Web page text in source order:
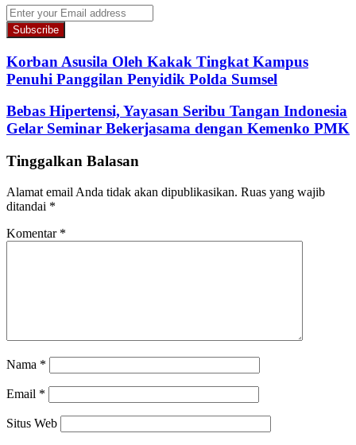
Enter
your
Email
address
Korban Asusila Oleh Kakak Tingkat Kampus
Penuhi Panggilan Penyidik Polda Sumsel
Bebas Hipertensi, Yayasan Seribu Tangan Indonesia
Gelar Seminar Bekerjasama dengan Kemenko PMK
Tinggalkan Balasan
Alamat email Anda tidak akan dipublikasikan. Ruas yang wajib
ditandai *
Komentar *
Nama *
Email *
Situs Web